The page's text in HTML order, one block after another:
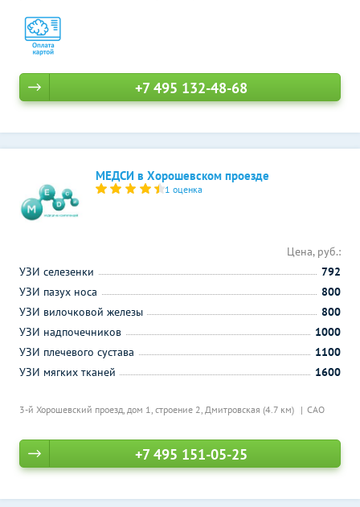
+7 495 132-48-68
МЕДСИ в Хорошевском проезде
1 оценка
3-й Хорошевский проезд, дом 1, строение 2, Дмитровская (4.7 км) САО
Цена, руб.:
УЗИ селезенки
792
УЗИ пазух носа
800
УЗИ вилочковой железы
800
УЗИ надпочечников
1000
УЗИ плечевого сустава
1100
УЗИ мягких тканей
1600
+7 495 151-05-25